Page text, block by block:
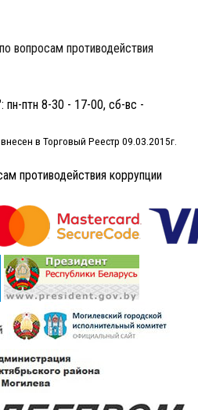
вопросам противодействия
птн 8-30 - 17-00, сб-вс -
в Торговый Реестр 09.03.2015г.
противодействия коррупции